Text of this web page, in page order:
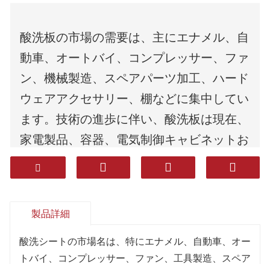
酸洗板の市場の需要は、主にエナメル、自
動車、オートバイ、コンプレッサー、ファ
ン、機械製造、スペアパーツ加工、ハード
ウェアアクセサリー、棚などに集中してい
ます。技術の進歩に伴い、酸洗板は現在、
家電製品、容器、電気制御キャビネットお
よび他の産業を含む。その中で、冷間圧延
板の代わりに酸洗板を使用することは、い
製品詳細
酸洗シートの市場名は、特にエナメル、自動車、オー
トバイ、コンプレッサー、ファン、工具製造、スペア